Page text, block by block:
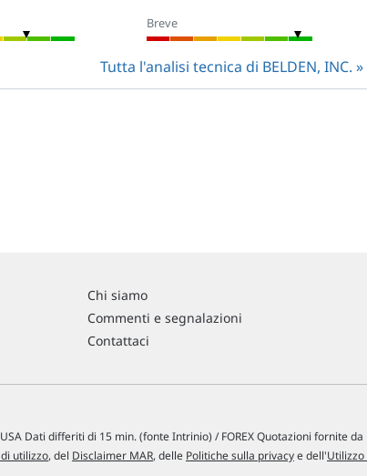
Breve
Tutta l'analisi tecnica di BELDEN, INC.
Chi siamo
Commenti e segnalazioni
Contattaci
Dati differiti di 15 min. (fonte Intrinio) / FOREX Quotazioni fornite da
utilizzo, del Disclaimer MAR, delle Politiche sulla privacye dell'